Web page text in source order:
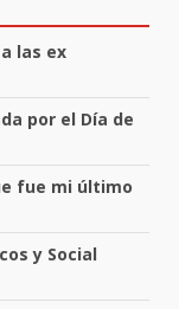
las ex
por el Día de
fue mi último
y Social